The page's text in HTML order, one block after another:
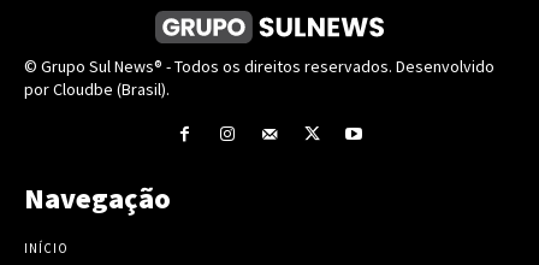
© Grupo Sul News® - Todos os direitos reservados. Desenvolvido
por Cloudbe (Brasil).
Navegação
INÍCIO